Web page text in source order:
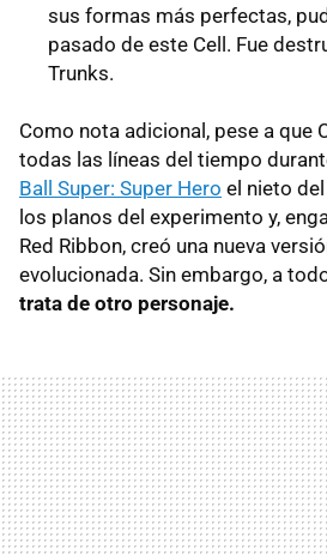
sus formas más perfectas,
pasado de este Cell. Fue
Trunks.
Como nota adicional, pese a que
todas las líneas del tiempo
Ball Super: Super Hero el nieto
los planos del experimento y,
Red Ribbon, creó una nueva
evolucionada. Sin embargo, a
trata de otro personaje.